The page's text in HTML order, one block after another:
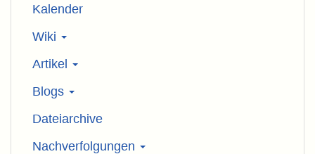
Kalender
Wiki
Artikel
Blogs
Dateiarchive
Nachverfolgungen